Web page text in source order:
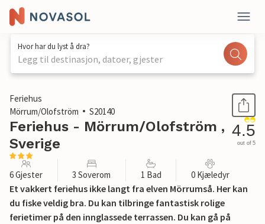
Hvor har du lyst å dra?
Legg til destinasjon, datoer, gjester
1 / 17
Feriehus
Mörrum/Olofström
S20140
Feriehus - Mörrum/Olofström ,
Sverige
4.5
out of 5
6 Gjester 3 Soverom 1 Bad 0 Kjæledyr
Et vakkert feriehus ikke langt fra elven Mörrumså. Her kan
du fiske veldig bra. Du kan tilbringe fantastisk rolige
ferietimer på den innglassede terrassen. Du kan gå på